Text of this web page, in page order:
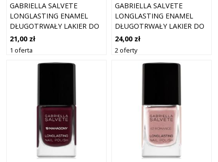
GABRIELLA SALVETE
LONGLASTING ENAMEL
DŁUGOTRWAŁY LAKIER DO
PAZNOKCI Z BROKATEM
ODCIEŃ 80 PINKY PROMISE
21,00 zł
1 oferta
GABRIELLA SALVETE
LONGLASTING ENAMEL
DŁUGOTRWAŁY LAKIER DO
PAZNOKCI Z BROKATEM
ODCIEŃ 32 FLAMINGO 11
24,00 zł
2 oferty